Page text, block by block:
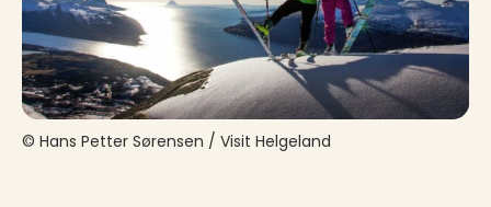
© Hans Petter Sørensen / Visit Helgeland